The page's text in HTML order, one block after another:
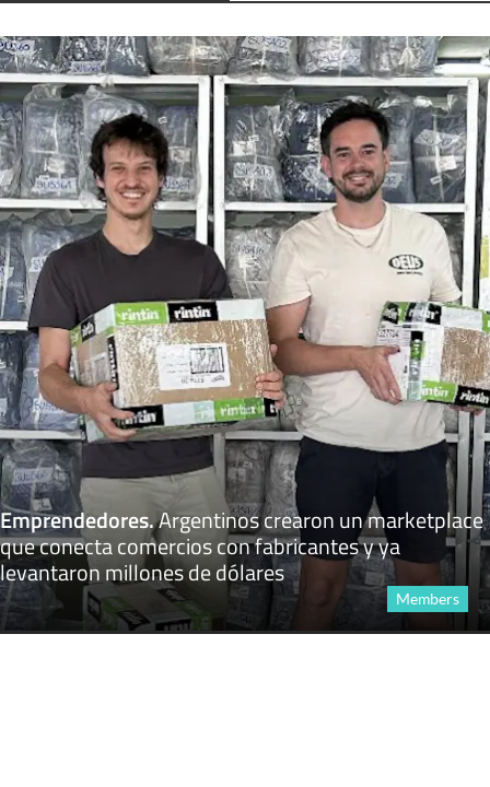
Emprendedores.Argentinos crearon un marketplace
que conecta comercios con fabricantes y ya
levantaron millones de dólares
Members